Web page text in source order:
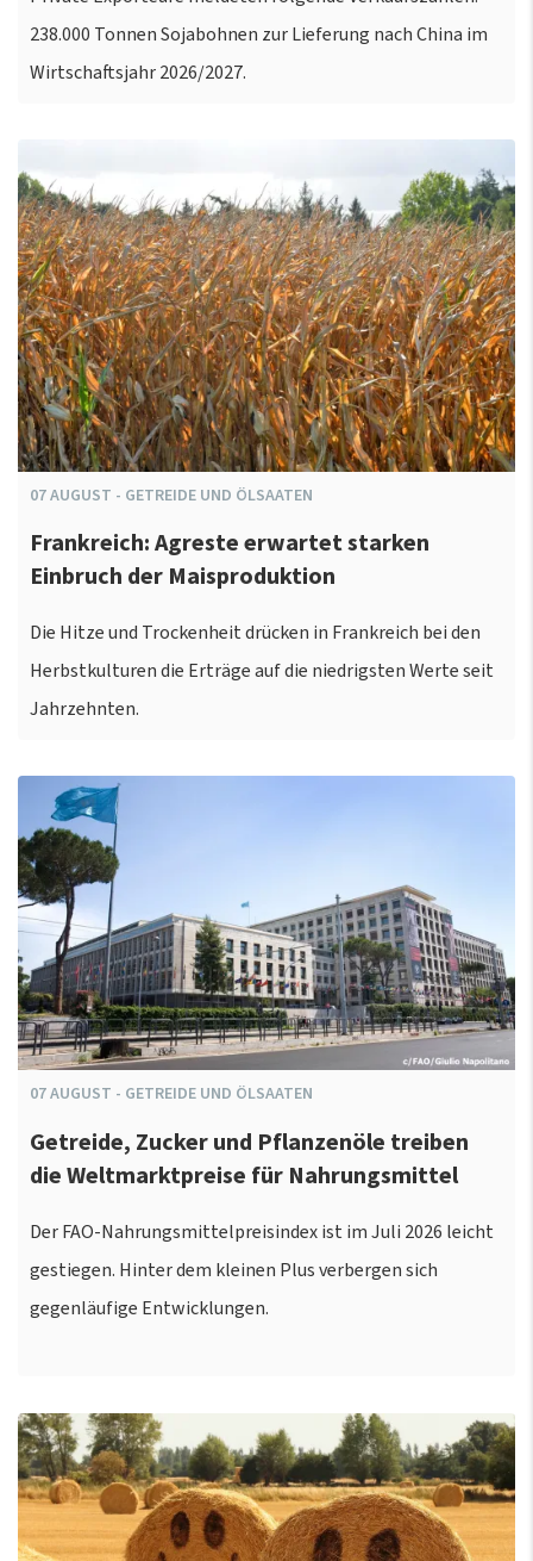
238.000 Tonnen Sojabohnen zur Lieferung nach China im
Wirtschaftsjahr 2026/2027.
07AUGUST - GETREIDE UND ÖLSAATEN
Frankreich: Agreste erwartet starken
Einbruch der Maisproduktion
Die Hitze und Trockenheit drücken in Frankreich bei den
Herbstkulturen die Erträge auf die niedrigsten Werte seit
Jahrzehnten.
07AUGUST - GETREIDE UND ÖLSAATEN
Getreide, Zucker und Pflanzenöle treiben
die Weltmarktpreise für Nahrungsmittel
Der FAO-Nahrungsmittelpreisindex ist im Juli 2026 leicht
gestiegen. Hinter dem kleinen Plus verbergen sich
gegenläufige Entwicklungen.